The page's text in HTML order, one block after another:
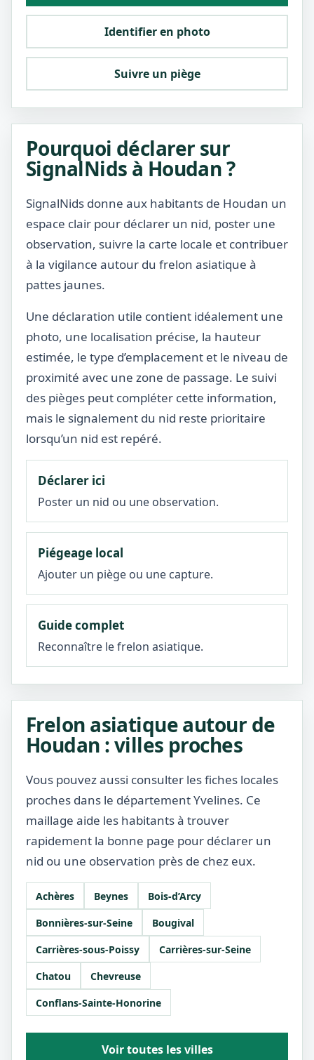
Identifier en photo
Suivre un piège
Pourquoi déclarer sur
SignalNids à Houdan ?
SignalNids donne aux habitants de Houdan un
espace clair pour déclarer un nid, poster une
observation, suivre la carte locale et contribuer
à la vigilance autour du frelon asiatique à
pattes jaunes.
Une déclaration utile contient idéalement une
photo, une localisation précise, la hauteur
estimée, le type d’emplacement et le niveau de
proximité avec une zone de passage. Le suivi
des pièges peut compléter cette information,
mais le signalement du nid reste prioritaire
lorsqu’un nid est repéré.
Déclarer ici
Poster un nid ou une observation.
Piégeage local
Ajouter un piège ou une capture.
Guide complet
Reconnaître le frelon asiatique.
Frelon asiatique autour de
Houdan : villes proches
Vous pouvez aussi consulter les fiches locales
proches dans le département Yvelines. Ce
maillage aide les habitants à trouver
rapidement la bonne page pour déclarer un
nid ou une observation près de chez eux.
Achères Beynes
Bois-d’Arcy
Bonnières-sur-Seine
Bougival
Carrières-sous-Poissy
Carrières-sur-Seine
Chatou
Chevreuse
Conflans-Sainte-Honorine
Voir toutes les villes